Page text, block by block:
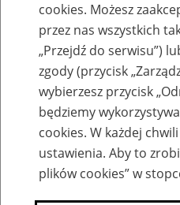
Wyszukiwarka
Nie wiesz gdzie jest
jednostka ZUS? Skorzystaj
Wyszukaj oddział ZUS
właściwy dla miejsca
cookies. Możesz
przez nas wszystkich
„Przejdź do serwisu”)
zgody (przycisk
wybierzesz przycisk
będziemy
cookies. W każdej
ustawienia. Aby to
plików cookies” w